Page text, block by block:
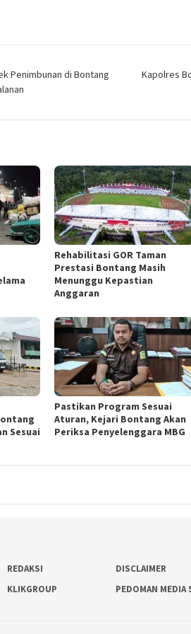
Penimbunan di Bontang
Kapolres
Rehabilitasi GOR Taman
Prestasi Bontang Masih
Menunggu Kepastian
Anggaran
Sesuai
Pastikan Program Sesuai
Aturan, Kejari Bontang Akan
Periksa Penyelenggara MBG
REDAKSI
DISCLAIMER
KLIKGROUP PEDOMAN MEDIA